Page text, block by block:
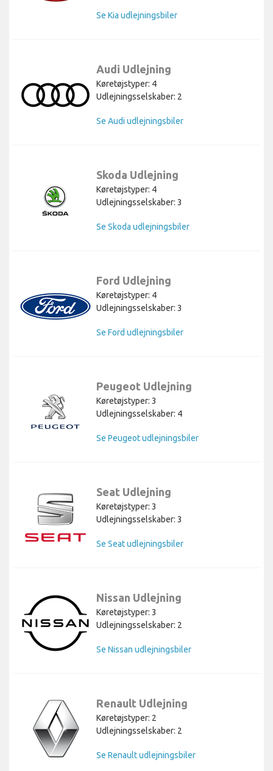
Se Kia udlejningsbiler
Audi Udlejning
Køretøjstyper: 4
Udlejningsselskaber: 2
Se Audi udlejningsbiler
Skoda Udlejning
Køretøjstyper: 4
Udlejningsselskaber: 3
Se Skoda udlejningsbiler
Ford Udlejning
Køretøjstyper: 4
Udlejningsselskaber: 3
Se Ford udlejningsbiler
Peugeot Udlejning
Køretøjstyper: 3
Udlejningsselskaber: 4
Se Peugeot udlejningsbiler
Seat Udlejning
Køretøjstyper: 3
Udlejningsselskaber: 3
Se Seat udlejningsbiler
Nissan Udlejning
Køretøjstyper: 3
Udlejningsselskaber: 2
Se Nissan udlejningsbiler
Renault Udlejning
Køretøjstyper: 2
Udlejningsselskaber: 2
Se Renault udlejningsbiler